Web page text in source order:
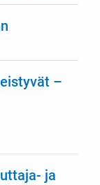
–
ja